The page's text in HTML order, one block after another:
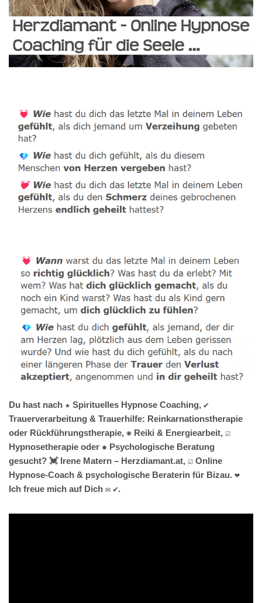
Du hast nach ★ Spirituelles Hypnose Coaching, ✔️
Trauerverarbeitung & Trauerhilfe: Reinkarnationstherapie
oder Rückführungstherapie, ✺ Reiki & Energiearbeit, ☑️
Hypnosetherapie oder ✹ Psychologische Beratung
gesucht? 💓️ Irene Matern – Herzdiamant.at, ☑️ Online
Hypnose-Coach & psychologische Beraterin für Bizau. ❤
Ich freue mich auf Dich ✉ ✔.